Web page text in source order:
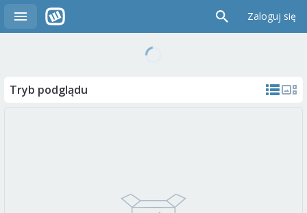
Zaloguj się
Tryb podglądu